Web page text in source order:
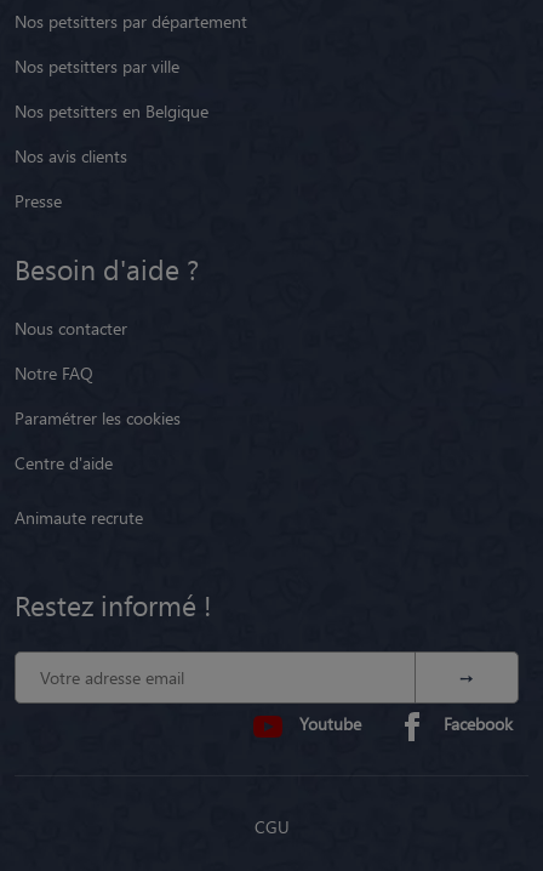
Nos petsitters par département
Nos petsitters par ville
Nos petsitters en Belgique
Nos avis clients
Presse
Besoin d'aide ?
Nous contacter
Notre FAQ
Paramétrer les cookies
Centre d'aide
Animaute recrute
Restez informé !
Youtube Facebook
CGU